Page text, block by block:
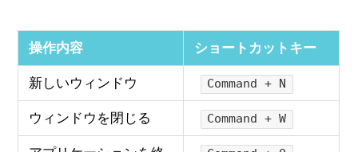
操作内容 ショートカットキー
新しいウィンドウ Command + N
ウィンドウを閉じる Command + W